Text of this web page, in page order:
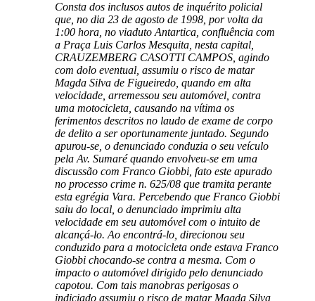
Consta dos inclusos autos de inquérito policial
que, no dia 23 de agosto de 1998, por volta da
1:00 hora, no viaduto Antartica, confluência com
a Praça Luis Carlos Mesquita, nesta capital,
CRAUZEMBERG CASOTTI CAMPOS, agindo
com dolo eventual, assumiu o risco de matar
Magda Silva de Figueiredo, quando em alta
velocidade, arremessou seu automóvel, contra
uma motocicleta, causando na vítima os
ferimentos descritos no laudo de exame de corpo
de delito a ser oportunamente juntado. Segundo
apurou-se, o denunciado conduzia o seu veículo
pela Av. Sumaré quando envolveu-se em uma
discussão com Franco Giobbi, fato este apurado
no processo crime n. 625/08 que tramita perante
esta egrégia Vara. Percebendo que Franco Giobbi
saiu do local, o denunciado imprimiu alta
velocidade em seu automóvel com o intuito de
alcançá-lo. Ao encontrá-lo, direcionou seu
conduzido para a motocicleta onde estava Franco
Giobbi chocando-se contra a mesma. Com o
impacto o automóvel dirigido pelo denunciado
capotou. Com tais manobras perigosas o
indiciado assumiu o risco de matar Magda Silva